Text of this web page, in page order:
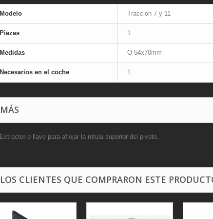
Modelo Traccion 7 y 11
Piezas 1
Medidas O 54x70mm
Necesarios en el coche 1
MÁS
Extractor o llave para aflojar la rotula superior del pivote.
LOS CLIENTES QUE COMPRARON ESTE